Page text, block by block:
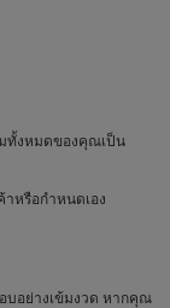
ทั้งหมดของคุณเป็น
หรือกำหนดเอง
บอย่างเข้มงวด หากคุณ